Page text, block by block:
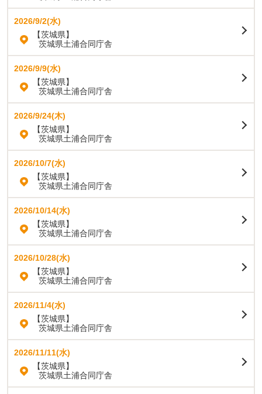
2026/9/2(水)
【茨城県】
茨城県土浦合同庁舎
2026/9/9(水)
【茨城県】
茨城県土浦合同庁舎
2026/9/24(木)
【茨城県】
茨城県土浦合同庁舎
2026/10/7(水)
【茨城県】
茨城県土浦合同庁舎
2026/10/14(水)
【茨城県】
茨城県土浦合同庁舎
2026/10/28(水)
【茨城県】
茨城県土浦合同庁舎
2026/11/4(水)
【茨城県】
茨城県土浦合同庁舎
2026/11/11(水)
【茨城県】
茨城県土浦合同庁舎